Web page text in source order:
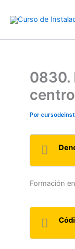
0830.
Por
Formación